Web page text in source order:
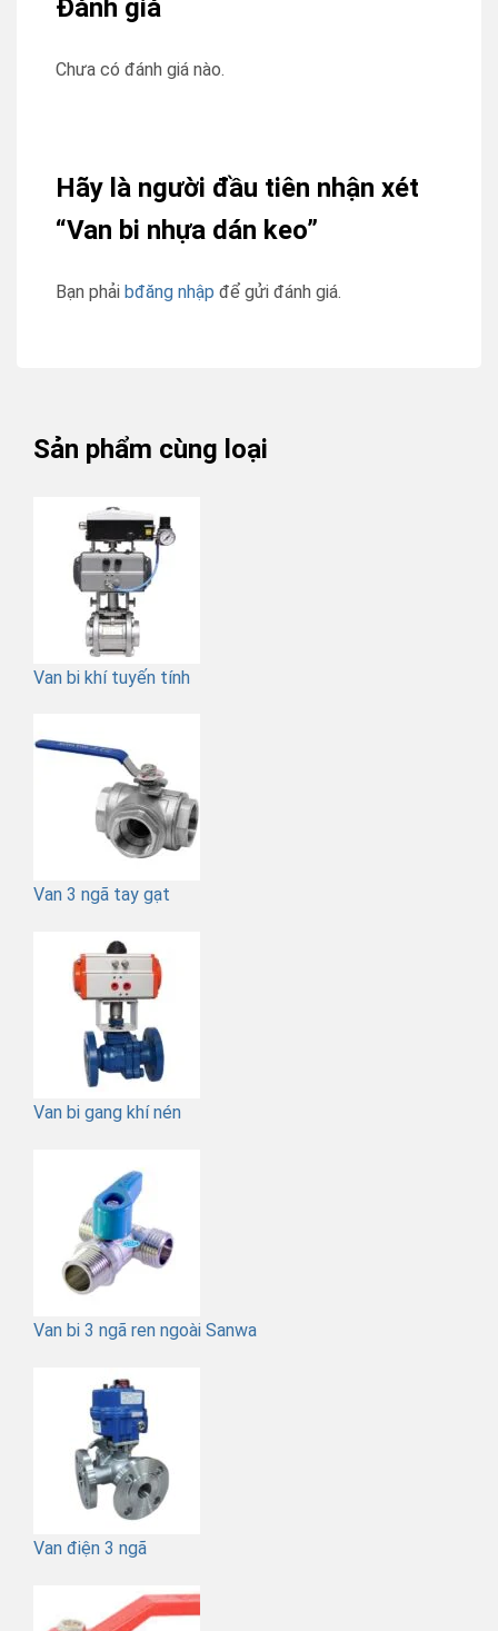
Đánh giá
Chưa có đánh giá nào.
Hãy là người đầu tiên nhận xét
“Van bi nhựa dán keo”
Bạn phải bđăng nhập để gửi đánh giá.
Sản phẩm cùng loại
Van bi khí tuyến tính
Van 3 ngã tay gạt
Van bi gang khí nén
Van bi 3 ngã ren ngoài Sanwa
Van điện 3 ngã